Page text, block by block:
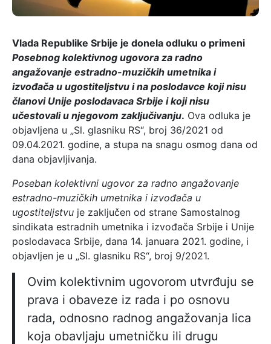
Vlada Republike Srbije je donela odluku o primeni
Posebnog kolektivnog ugovora za radno
angažovanje estradno-muzičkih umetnika i
izvođača u ugostiteljstvu i na poslodavce koji nisu
članovi Unije poslodavaca Srbije i koji nisu
učestovali u njegovom zaključivanju. Ova odluka je
objavljena u „Sl. glasniku RS“, broj 36/2021 od
09.04.2021. godine, a stupa na snagu osmog dana od
dana objavljivanja.
Poseban kolektivni ugovor za radno angažovanje
estradno-muzičkih umetnika i izvođača u
ugostiteljstvu je zaključen od strane Samostalnog
sindikata estradnih umetnika i izvođača Srbije i Unije
poslodavaca Srbije, dana 14. januara 2021. godine, i
objavljen je u „Sl. glasniku RS“, broj 9/2021.
Ovim kolektivnim ugovorom utvrđuju se
prava i obaveze iz rada i po osnovu
rada, odnosno radnog angažovanja lica
koja obavljaju umetničku ili drugu